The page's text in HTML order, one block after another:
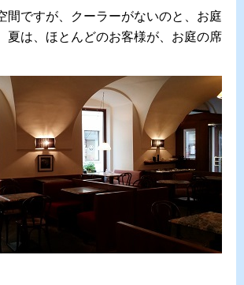
間ですが、クーラーがないのと、お庭
夏は、ほとんどのお客様が、お庭の席